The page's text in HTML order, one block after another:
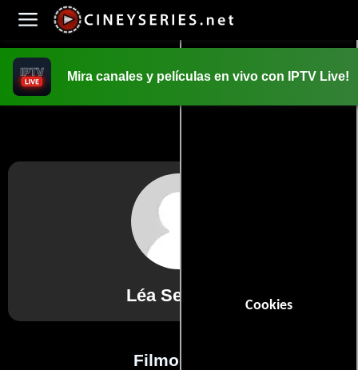
Cookies
Mira canales y películas en vivo con IPTV Live!
Léa Seydoux
Filmografía